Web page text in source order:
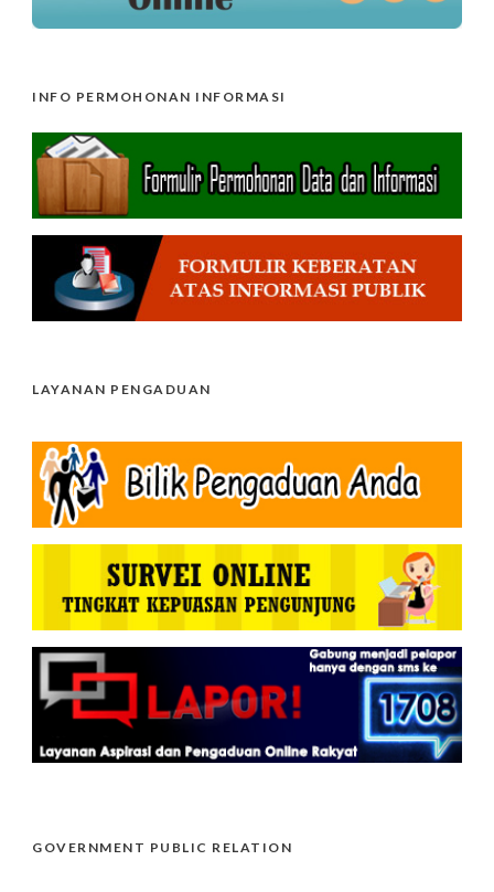
INFO PERMOHONAN INFORMASI
LAYANAN PENGADUAN
GOVERNMENT PUBLIC RELATION